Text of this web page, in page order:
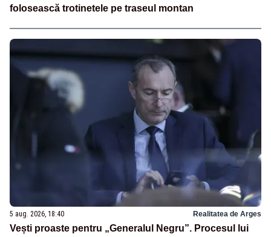
folosească trotinetele pe traseul montan
5 aug. 2026, 18:40 Realitatea de Arges
Vești proaste pentru „Generalul Negru”. Procesul lui